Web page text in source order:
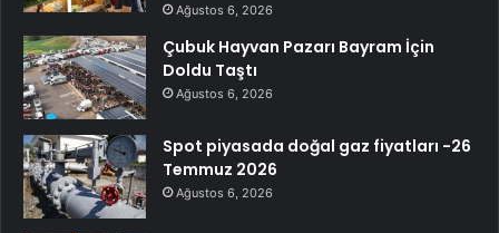
Ağustos 6, 2026
Çubuk Hayvan Pazarı Bayram İçin
Doldu Taştı
Ağustos 6, 2026
Spot piyasada doğal gaz fiyatları -26
Temmuz 2026
Ağustos 6, 2026